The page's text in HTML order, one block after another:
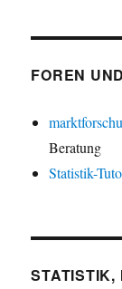
FOREN
Beratung
Statistik-
STATISTIK,